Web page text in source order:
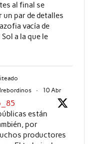
al final se
un par de detalles
vacía de
a la que le
· 10 Abr
están
por
productores